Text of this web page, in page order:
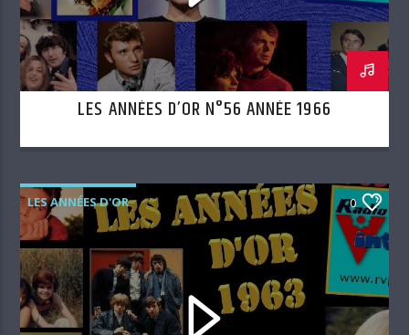
LES ANNÉES D’OR N°56 ANNÉE 1966
LES ANNÉES D'OR 0